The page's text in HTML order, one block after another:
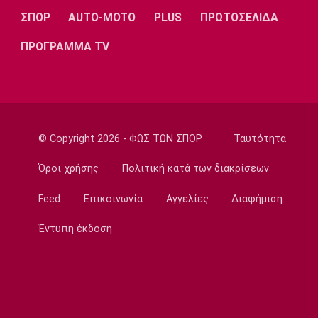
Μπάσκετ Ελλάδα
Ασύγκριτη η ενέργεια που θα βγάλω»
Ισπανία - Ελλάδα 96-86: Ήττα στην πρεμιέρα
18:04
Ποδόσφαιρο - Διεθνή
παραιτηθεί
ΣΠΟΡ AUTO-MOTO PLUS ΠΡΩΤΟΣΕΛΙΔΑ
ΠΡΟΓΡΑΜΜΑ TV
© Copyright 2026 - ΦΩΣ ΤΩΝ ΣΠΟΡ Ταυτότητα
Όροι χρήσης Πολιτική κατά των διακρίσεων
Feed Επικοινωνία Αγγελίες Διαφήμιση
Έντυπη έκδοση